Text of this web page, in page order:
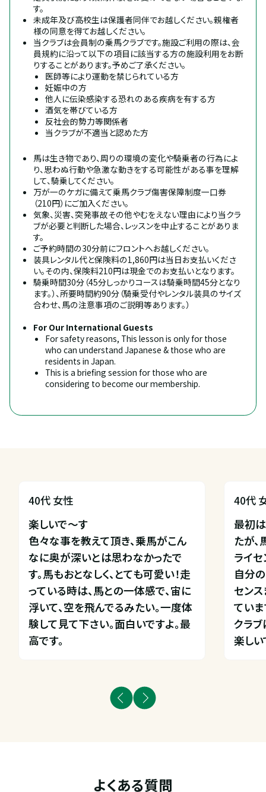
す。
未成年及び高校生は保護者同伴でお越しください。親権者
様の同意を得てお越しください。
当クラブは会員制の乗馬クラブです。施設ご利用の際は、会
員規約に沿って以下の項目に該当する方の施設利用をお断
りすることがあります。予めご了承ください。
医師等により運動を禁じられている方
妊娠中の方
他人に伝染感染する恐れのある疾病を有する方
酒気を帯びている方
反社会的勢力等関係者
当クラブが不適当と認めた方
馬は生き物であり、周りの環境の変化や騎乗者の行為によ
り、思わぬ行動や急激な動きをする可能性がある事を理解
して、騎乗してください。
万が一のケガに備えて乗馬クラブ傷害保障制度一口券
（210円）にご加入ください。
気象、災害、突発事故その他やむをえない理由により当クラ
ブが必要と判断した場合、レッスンを中止することがありま
す。
ご予約時間の30分前にフロントへお越しください。
装具レンタル代と保険料の1,860円は当日お支払いくださ
い。その内、保険料210円は現金でのお支払いとなります。
騎乗時間30分（45分しっかりコースは騎乗時間45分となり
ます。）、所要時間約90分（騎乗受付やレンタル装具のサイズ
合わせ、馬の注意事項のご説明等あります。）
For Our International Guests
For safety reasons, This lesson is only for those
who can understand Japanese & those who are
residents in Japan.
This is a briefing session for those who are
considering to become our membership.
40代 女性
楽しいで〜す
色々な事を教えて頂き、乗馬がこん
なに奥が深いとは思わなかったで
す。馬もおとなしく、とても可愛い！走
っている時は、馬との一体感で、宙に
浮いて、空を飛んでるみたい。一度体
験して見て下さい。面白いですよ。最
高です。
40代
最初
たが
ライセ
自分
セン
ていま
クラ
楽しい
よくある質問